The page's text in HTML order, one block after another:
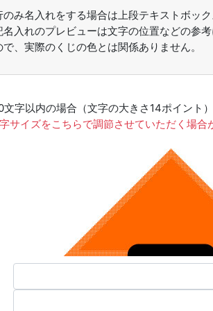
のみ名入れをする場合は上段テキストボック
名入れのプレビューは文字の位置などの参
で、実際のくじの色とは関係ありません。
字以内の場合（文字の大きさ14ポイント）
サイズをこちらで調節させていただく場合